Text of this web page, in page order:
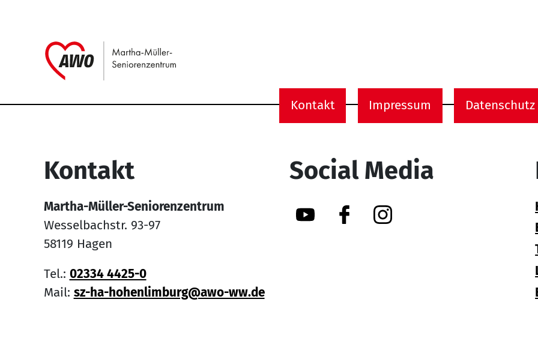
Service Informationen
Kontakt Impressum Datenschutz
Kontakt
Martha-Müller-Seniorenzentrum
Wesselbachstr. 93-97
58119 Hagen
Tel.: 02334 4425-0
Mail: sz-ha-hohenlimburg@awo-ww.de
Social Media
YouTube FacebookInstagram